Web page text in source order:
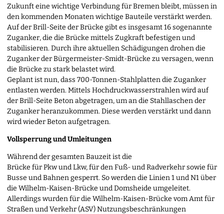
Zukunft eine wichtige Verbindung für Bremen bleibt, müssen in
den kommenden Monaten wichtige Bauteile verstärkt werden.
Auf der Brill-Seite der Brücke gibt es insgesamt 16 sogenannte
Zuganker, die die Brücke mittels Zugkraft befestigen und
stabilisieren. Durch ihre aktuellen Schädigungen drohen die
Zuganker der Bürgermeister-Smidt-Brücke zu versagen, wenn
die Brücke zu stark belastet wird.
Geplant ist nun, dass 700-Tonnen-Stahlplatten die Zuganker
entlasten werden. Mittels Hochdruckwasserstrahlen wird auf
der Brill-Seite Beton abgetragen, um an die Stahllaschen der
Zuganker heranzukommen. Diese werden verstärkt und dann
wird wieder Beton aufgetragen.
Vollsperrung und Umleitungen
Während der gesamten Bauzeit ist die
Brücke für Pkw und Lkw, für den Fuß- und Radverkehr sowie für
Busse und Bahnen gesperrt. So werden die Linien 1 und N1 über
die Wilhelm-Kaisen-Brücke und Domsheide umgeleitet.
Allerdings wurden für die Wilhelm-Kaisen-Brücke vom Amt für
Straßen und Verkehr (ASV) Nutzungsbeschränkungen